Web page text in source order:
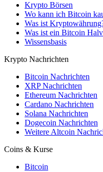
Krypto Börsen
Wo kann ich Bitcoin
Was ist
Was ist ein Bitcoin
Wissensbasis
Krypto Nachrichten
Bitcoin Nachrichten
XRP Nachrichten
Ethereum Nachrichten
Cardano Nachrichten
Solana Nachrichten
Dogecoin Nachrichten
Weitere Altcoin
Coins & Kurse
Bitcoin